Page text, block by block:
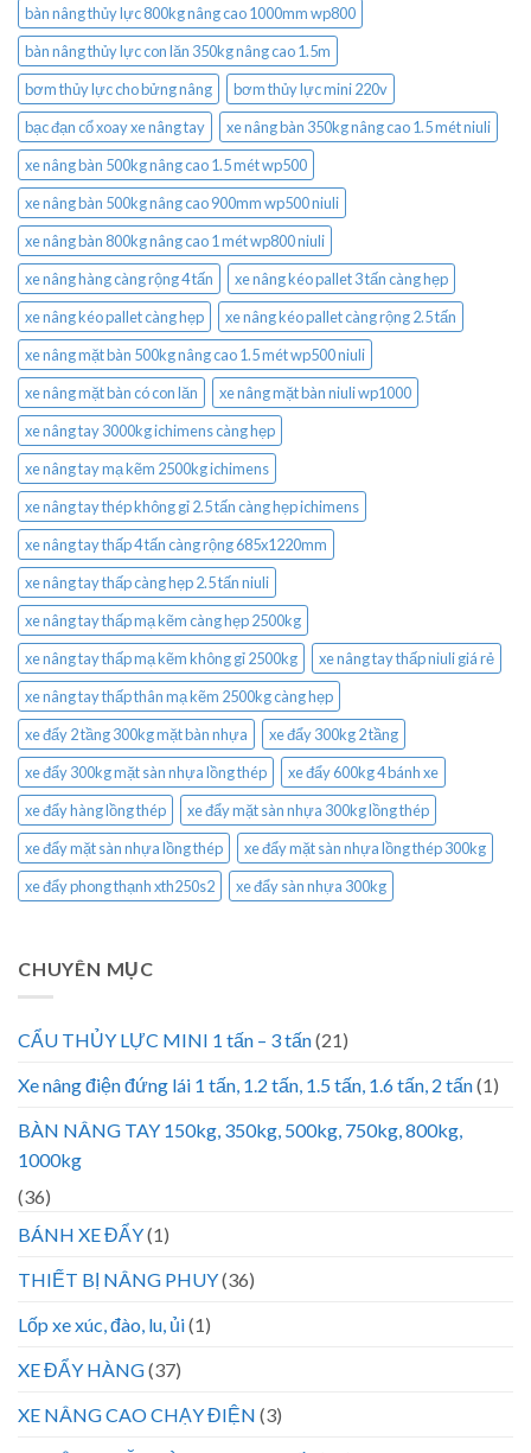
bàn nâng thủy lực 800kg nâng cao 1000mm wp800
bàn nâng thủy lực con lăn 350kg nâng cao 1.5m
bơm thủy lực cho bửng nâng
bơm thủy lực mini 220v
bạc đạn cổ xoay xe nâng tay
xe nâng bàn 350kg nâng cao 1.5 mét niuli
xe nâng bàn 500kg nâng cao 1.5 mét wp500
xe nâng bàn 500kg nâng cao 900mm wp500 niuli
xe nâng bàn 800kg nâng cao 1 mét wp800 niuli
xe nâng hàng càng rộng 4 tấn
xe nâng kéo pallet 3 tấn càng hẹp
xe nâng kéo pallet càng hẹp
xe nâng kéo pallet càng rộng 2.5 tấn
xe nâng mặt bàn 500kg nâng cao 1.5 mét wp500 niuli
xe nâng mặt bàn có con lăn
xe nâng mặt bàn niuli wp1000
xe nâng tay 3000kg ichimens càng hẹp
xe nâng tay mạ kẽm 2500kg ichimens
xe nâng tay thép không gỉ 2.5 tấn càng hẹp ichimens
xe nâng tay thấp 4 tấn càng rộng 685x1220mm
xe nâng tay thấp càng hẹp 2.5 tấn niuli
xe nâng tay thấp mạ kẽm càng hẹp 2500kg
xe nâng tay thấp mạ kẽm không gỉ 2500kg
xe nâng tay thấp niuli giá rẻ
xe nâng tay thấp thân mạ kẽm 2500kg càng hẹp
xe đẩy 2 tầng 300kg mặt bàn nhựa
xe đẩy 300kg 2 tầng
xe đẩy 300kg mặt sàn nhựa lồng thép
xe đẩy 600kg 4 bánh xe
xe đẩy hàng lồng thép
xe đẩy mặt sàn nhựa 300kg lồng thép
xe đẩy mặt sàn nhựa lồng thép
xe đẩy mặt sàn nhựa lồng thép 300kg
xe đẩy phong thạnh xth250s2
xe đẩy sàn nhựa 300kg
CHUYÊN MỤC
CẨU THỦY LỰC MINI 1 tấn – 3 tấn(21)
Xe nâng điện đứng lái 1 tấn, 1.2 tấn, 1.5 tấn, 1.6 tấn, 2 tấn(1)
BÀN NÂNG TAY 150kg, 350kg, 500kg, 750kg, 800kg,
1000kg
(36)
BÁNH XE ĐẨY(1)
THIẾT BỊ NÂNG PHUY(36)
Lốp xe xúc, đào, lu, ủi(1)
XE ĐẨY HÀNG(37)
XE NÂNG CAO CHẠY ĐIỆN (3)